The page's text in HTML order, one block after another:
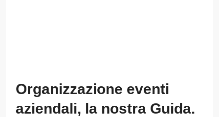
Organizzazione eventi
aziendali, la nostra Guida.